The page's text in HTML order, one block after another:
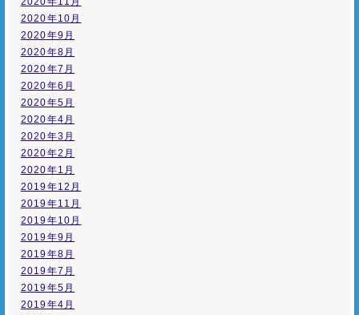
2020年10月
2020年9月
2020年8月
2020年7月
2020年6月
2020年5月
2020年4月
2020年3月
2020年2月
2020年1月
2019年12月
2019年11月
2019年10月
2019年9月
2019年8月
2019年7月
2019年5月
2019年4月